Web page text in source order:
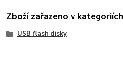
Zboží zařazeno v kategoriích
USB flash disky